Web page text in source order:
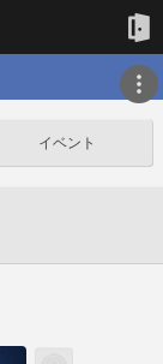
イベント